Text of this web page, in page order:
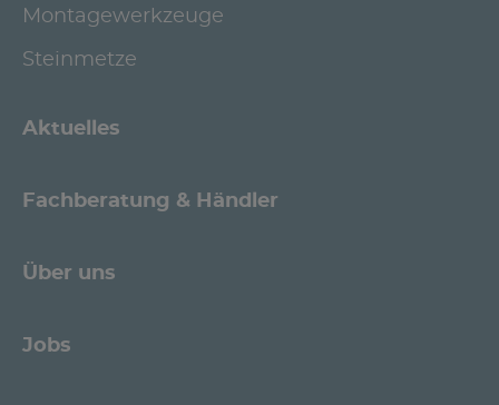
Montagewerkzeuge
Steinmetze
Aktuelles
Fachberatung & Händler
Über uns
Jobs